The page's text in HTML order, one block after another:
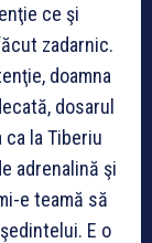
ce şi
zadarnic.
doamna
dosarul
ca la Tiberiu
adrenalină şi
e teamă să
E o